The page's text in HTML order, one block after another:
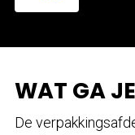
WAT GA
De